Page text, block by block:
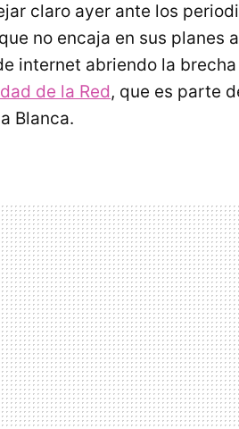
claro ayer ante los
no encaja en sus
internet abriendo la
de la Red, que es parte
Blanca.